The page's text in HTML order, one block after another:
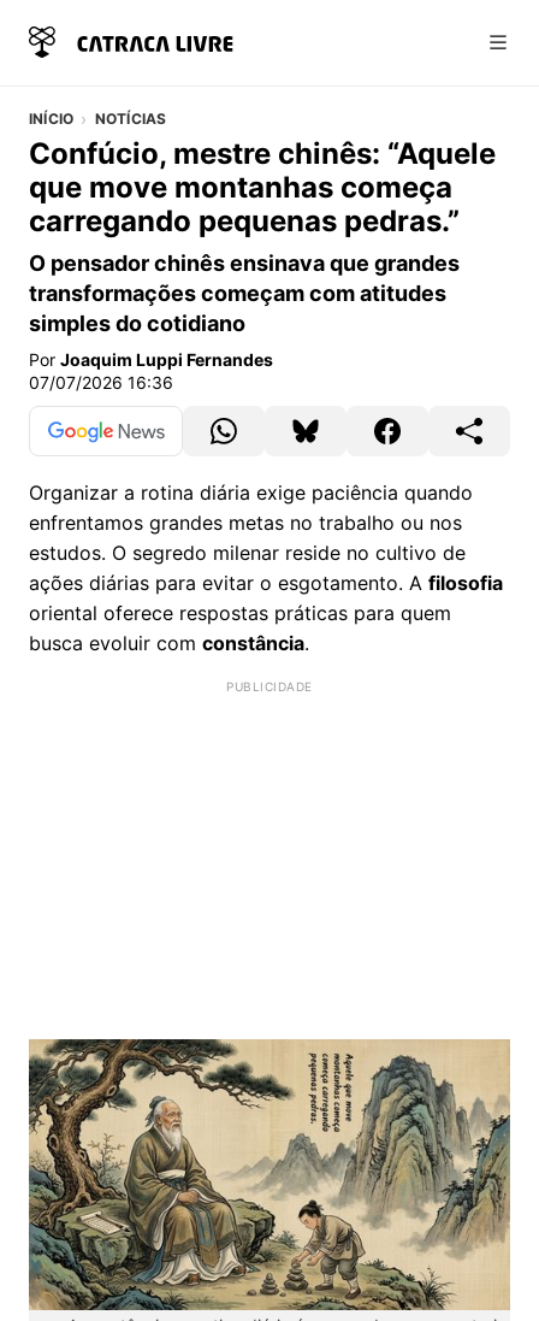
INÍCIO NOTÍCIAS
Confúcio, mestre chinês: “Aquele
que move montanhas começa
carregando pequenas pedras.”
O pensador chinês ensinava que grandes
transformações começam com atitudes
simples do cotidiano
Por Joaquim Luppi Fernandes
07/07/2026 16:36
Organizar a rotina diária exige paciência quando
enfrentamos grandes metas no trabalho ou nos
estudos. O segredo milenar reside no cultivo de
ações diárias para evitar o esgotamento. A filosofia
oriental oferece respostas práticas para quem
busca evoluir com constância.